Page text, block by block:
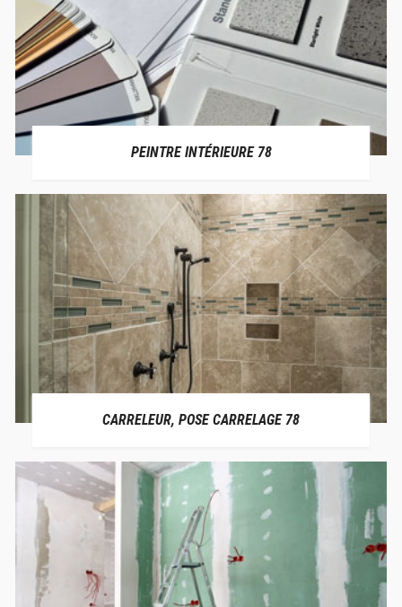
PEINTRE INTÉRIEURE 78
CARRELEUR, POSE CARRELAGE 78